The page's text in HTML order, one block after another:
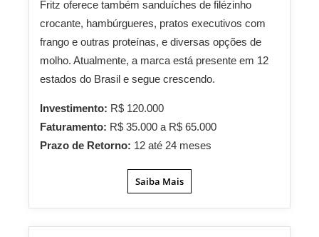
Fritz oferece também sanduíches de filézinho
crocante, hambúrgueres, pratos executivos com
frango e outras proteínas, e diversas opções de
molho. Atualmente, a marca está presente em 12
estados do Brasil e segue crescendo.
Investimento: R$ 120.000
Faturamento: R$ 35.000 a R$ 65.000
Prazo de Retorno: 12 até 24 meses
Saiba Mais